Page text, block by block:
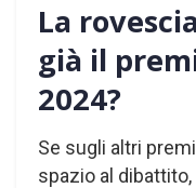
La
già il
2024?
Se sugli altri
spazio al